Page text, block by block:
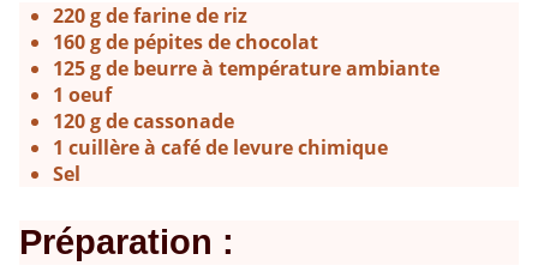
220 g de farine de riz
160 g de pépites de chocolat
125 g de beurre à température ambiante
1 oeuf
120 g de cassonade
1 cuillère à café de levure chimique
Sel
Préparation :